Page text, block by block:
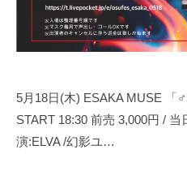
也
5月18日(木) ESAKA MUSE 「
START 18:30 前売 3,000円 /
演:ELVA /幻影ユ…